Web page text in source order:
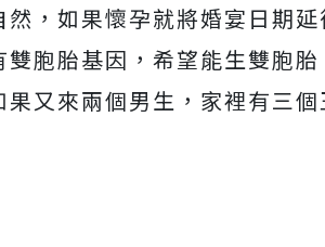
，如果懷孕就將婚宴日期
胞胎基因，希望能生雙胞
又來兩個男生，家裡有三